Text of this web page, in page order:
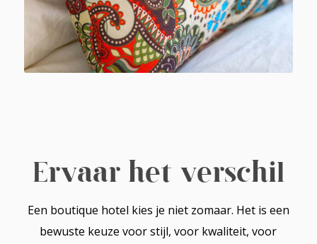
Ervaar het verschil
Een boutique hotel kies je niet zomaar. Het is een
bewuste keuze voor stijl, voor kwaliteit, voor